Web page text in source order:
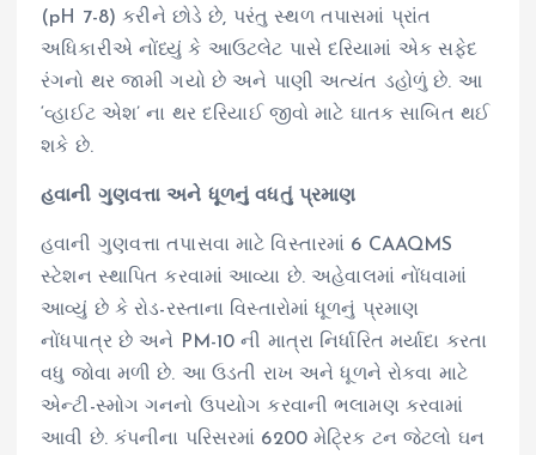
(pH 7-8) કરીને છોડે છે, પરંતુ સ્થળ તપાસમાં પ્રાંત
અધિકારીએ નોંધ્યું કે આઉટલેટ પાસે દરિયામાં એક સફેદ
રંગનો થર જામી ગયો છે અને પાણી અત્યંત ડહોળું છે. આ
‘વ્હાઈટ એશ’ ના થર દરિયાઈ જીવો માટે ઘાતક સાબિત થઈ
શકે છે.
હવાની ગુણવત્તા અને ધૂળનું વધતું પ્રમાણ
હવાની ગુણવત્તા તપાસવા માટે વિસ્તારમાં 6 CAAQMS
સ્ટેશન સ્થાપિત કરવામાં આવ્યા છે. અહેવાલમાં નોંધવામાં
આવ્યું છે કે રોડ-રસ્તાના વિસ્તારોમાં ધૂળનું પ્રમાણ
નોંધપાત્ર છે અને PM-10 ની માત્રા નિર્ધારિત મર્યાદા કરતા
વધુ જોવા મળી છે. આ ઉડતી રાખ અને ધૂળને રોકવા માટે
એન્ટી-સ્મોગ ગનનો ઉપયોગ કરવાની ભલામણ કરવામાં
આવી છે. કંપનીના પરિસરમાં 6200 મેટ્રિક ટન જેટલો ઘન